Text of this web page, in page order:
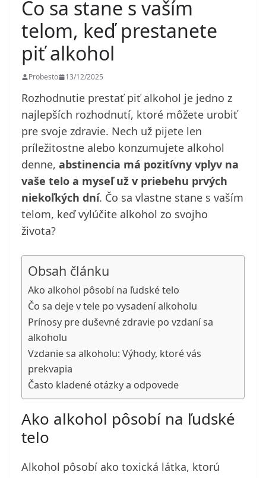
Čo sa stane s vaším
telom, keď prestanete
piť alkohol
Probesto 13/12/2025
Rozhodnutie prestať piť alkohol je jedno z
najlepších rozhodnutí, ktoré môžete urobiť
pre svoje zdravie. Nech už pijete len
príležitostne alebo konzumujete alkohol
denne, abstinencia má pozitívny vplyv na
vaše telo a myseľ už v priebehu prvých
niekoľkých dní. Čo sa vlastne stane s vaším
telom, keď vylúčite alkohol zo svojho
života?
Obsah článku
Ako alkohol pôsobí na ľudské telo
Čo sa deje v tele po vysadení alkoholu
Prínosy pre duševné zdravie po vzdaní sa
alkoholu
Vzdanie sa alkoholu: Výhody, ktoré vás
prekvapia
Často kladené otázky a odpovede
Ako alkohol pôsobí na ľudské
telo
Alkohol pôsobí ako toxická látka, ktorú